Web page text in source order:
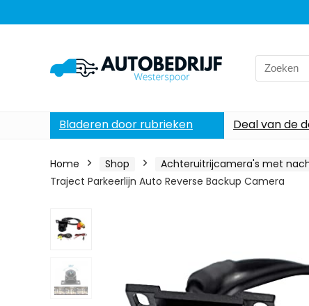
Search
for:
Bladeren door rubrieken Deal van de
Home Shop Achteruitrijcamera's met
Traject Parkeerlijn Auto Reverse Backup Camera